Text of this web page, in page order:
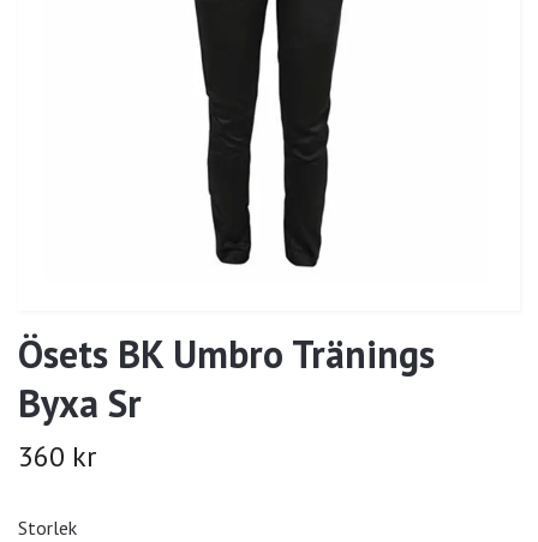
Ösets BK Umbro Tränings
Byxa Sr
360 kr
Storlek